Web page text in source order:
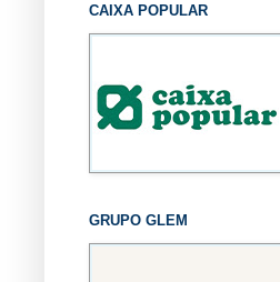
CAIXA POPULAR
GRUPO GLEM